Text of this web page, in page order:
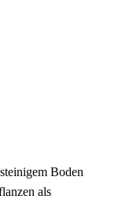
Boden
als